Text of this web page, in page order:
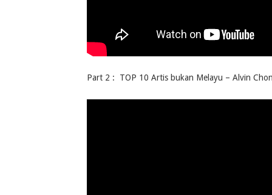
Part 2 : TOP 10 Artis bukan Melayu – Alvin